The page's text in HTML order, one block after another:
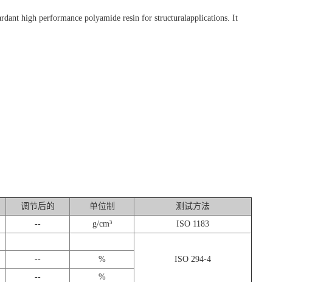
high performance polyamide resin for structuralapplications. It
调节后的 单位制
测试方法
-- g/cm³
ISO 1183
ISO 294-4
--
%
--
%